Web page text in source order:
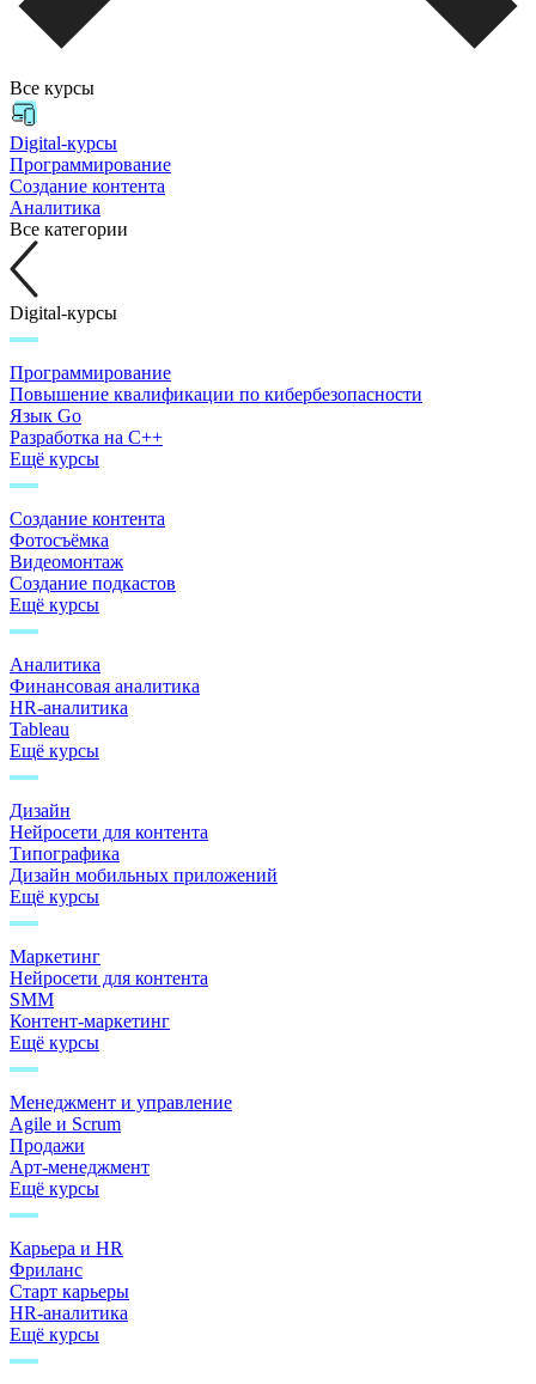
Все курсы
Digital-курсы
Программирование
Создание контента
Аналитика
Все категории
Digital-курсы
Программирование
Повышение квалификации по кибербезопасности
Язык Go
Разработка на C++
Ещё курсы
Создание контента
Фотосъёмка
Видеомонтаж
Создание подкастов
Ещё курсы
Аналитика
Финансовая аналитика
HR-аналитика
Tableau
Ещё курсы
Дизайн
Нейросети для контента
Типографика
Дизайн мобильных приложений
Ещё курсы
Маркетинг
Нейросети для контента
SMM
Контент-маркетинг
Ещё курсы
Менеджмент и управление
Agile и Scrum
Продажи
Арт-менеджмент
Ещё курсы
Карьера и HR
Фриланс
Старт карьеры
HR-аналитика
Ещё курсы